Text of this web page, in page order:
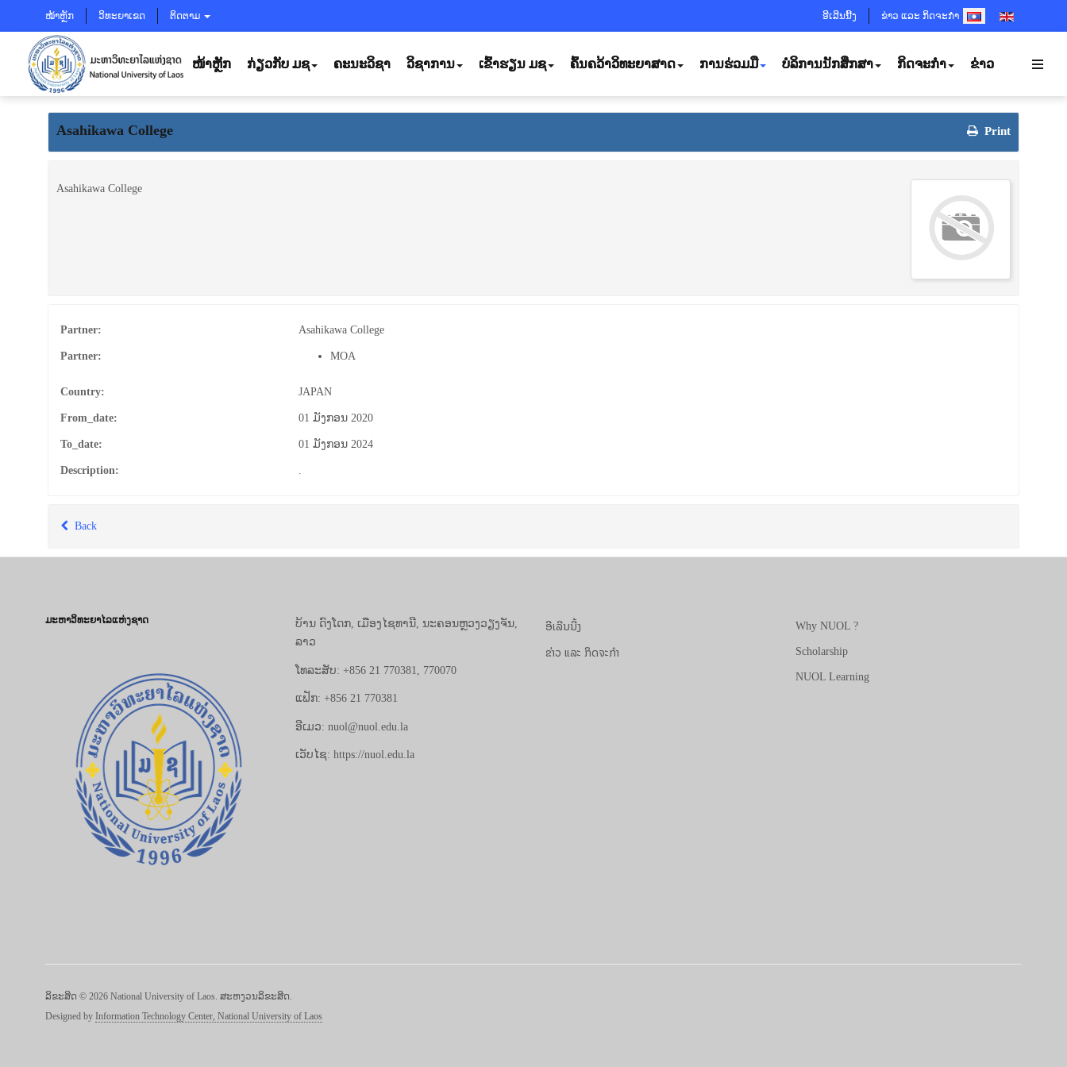
ໝ້າຫຼັກ ວິທະຍາເຂດ ຕິດຕາມ ອີເລີນນີ້ງ ຂ່າວ ແລະ ກິດຈະກຳSELECT YOUR
ໜ້າຫຼັກ ກ່ຽວກັບ ມຊ ຄະນະວິຊາ ວິຊາການ ເຂົ້າຮຽນ ມຊ ຄົ້ນຄວ້າວິທະຍາສາດ ການຮ່ວມມື ບໍລິການນັກສຶກສາ ກິດຈະກຳ ຂ່າວ
Print
Asahikawa College
Asahikawa College
Partner: Asahikawa College
Partner: MOA
Country: JAPAN
From_date: 01 ມັງກອນ 2020
To_date: 01 ມັງກອນ 2024
Description: .
Back
ມະຫາວິທະຍາໄລແຫ່ງຊາດ
ບ້ານ ດົງໂດກ, ເມືອງໄຊທານີ, ນະຄອນຫຼວງວຽງຈັນ,
ລາວ
ໂທລະສັບ: +856 21 770381, 770070
ແຟັກ: +856 21 770381
ອີເມວ: nuol@nuol.edu.la
ເວັບໄຊ: https://nuol.edu.la
ອີເລີນນີ້ງ
ຂ່າວ ແລະ ກິດຈະກຳ
Why NUOL ?
Scholarship
NUOL Learning
ລິຂະສິດ © 2026 National University of Laos. ສະຫງວນລິຂະສິດ.
Designed by Information Technology Center, National University of Laos